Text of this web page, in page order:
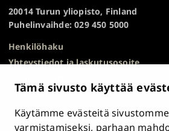
Tämä sivusto käyttää
Käytämme evästeitä
varmistamiseksi, parhaan
20014 Turun yliopisto, Finland
Puhelinvaihde: 029 450 5000
Henkilöhaku
Yhteystiedot ja laskutusosoite
HR Excellence in Research
Tietosuojailmoitus
Asiakirjajulkisuuskuvaus ja